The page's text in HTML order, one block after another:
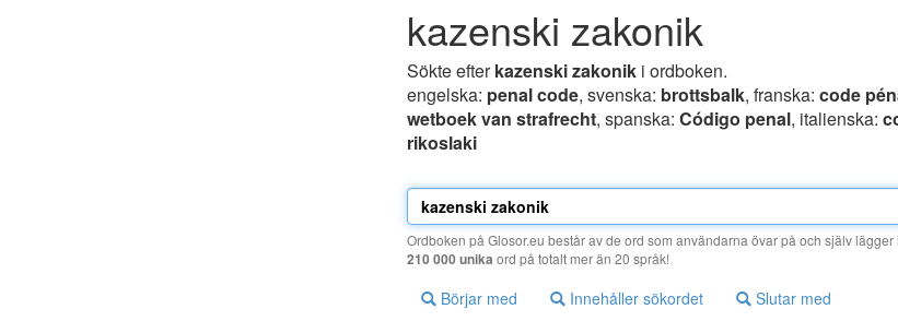
kazenski zakonik
Sökte efterkazenski zakonik i ordboken.
engelska: penal code, svenska: brottsbalk, franska: code
wetboek van strafrecht, spanska: Código penal, italienska:
rikoslaki
Ordboken på Glosor.eu består av de ord som användarna övar på och själv
210 000 unika ord på totalt mer än 20 språk!
Börjar med Innehåller sökordet Slutar med